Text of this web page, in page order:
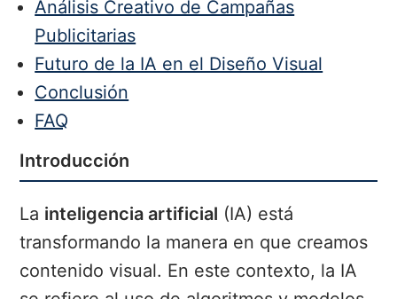
Análisis Creativo de Campañas
Publicitarias
Futuro de la IA en el Diseño Visual
Conclusión
FAQ
Introducción
La inteligencia artificial (IA) está
transformando la manera en que creamos
contenido visual. En este contexto, la IA